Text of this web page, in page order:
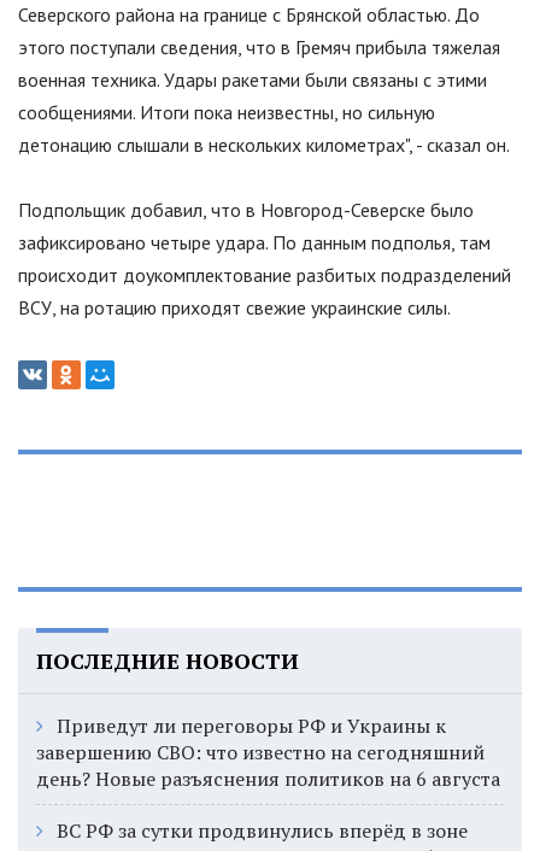
Северского района на границе с Брянской областью. До
этого поступали сведения, что в Гремяч прибыла тяжелая
военная техника. Удары ракетами были связаны с этими
сообщениями. Итоги пока неизвестны, но сильную
детонацию слышали в нескольких километрах", - сказал он.
Подпольщик добавил, что в Новгород-Северске было
зафиксировано четыре удара. По данным подполья, там
происходит доукомплектование разбитых подразделений
ВСУ, на ротацию приходят свежие украинские силы.
ПОСЛЕДНИЕ НОВОСТИ
Приведут ли переговоры РФ и Украины к
завершению СВО: что известно на сегодняшний
день? Новые разъяснения политиков на 6 августа
ВС РФ за сутки продвинулись вперёд в зоне